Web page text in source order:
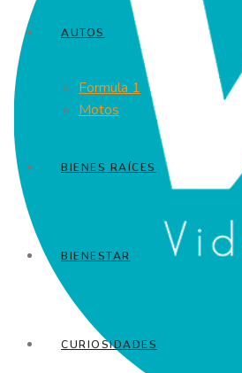
AUTOS
Formula 1
Motos
BIENES RAÍCES
BIENESTAR
CURIOSIDADES